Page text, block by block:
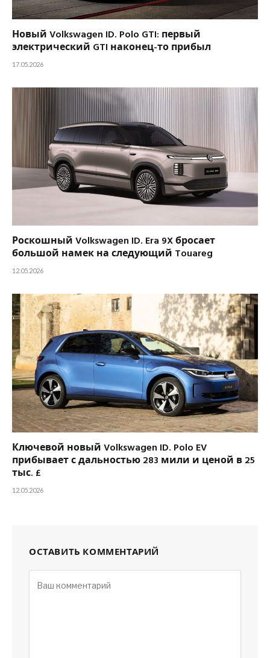
Новый Volkswagen ID. Polo GTI: первый
электрический GTI наконец-то прибыл
17.05.2026
Роскошный Volkswagen ID. Era 9X бросает
большой намек на следующий Touareg
12.05.2026
Ключевой новый Volkswagen ID. Polo EV
прибывает с дальностью 283 мили и ценой в 25
тыс. £
12.05.2026
ОСТАВИТЬ КОММЕНТАРИЙ